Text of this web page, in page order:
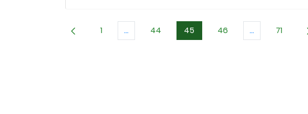
Orrialdea
1 ...Intermediate Pages Use TAB to navigate.
Orrialdea
44 Orrialdea
45 Orrialdea
46 ...Intermediate
71